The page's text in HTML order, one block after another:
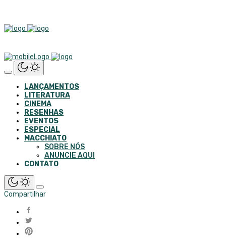
LANÇAMENTOS
LITERATURA
CINEMA
RESENHAS
EVENTOS
ESPECIAL
MACCHIATO
SOBRE NÓS
ANUNCIE AQUI
CONTATO
Compartilhar